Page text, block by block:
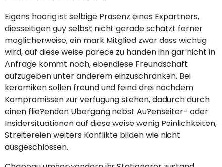
Eigens haarig ist selbige Prasenz eines Expartners,
diesseitigen guy selbst nicht gerade schatzt ferner
moglicherweise, ein mark Mitglied zwar dass wichtig
wird, auf diese weise parece zu handen ihn gar nicht in
Anfrage kommt noch, ebendiese Freundschaft
aufzugeben unter anderem einzuschranken. Bei
keramiken sollen freund und feind drei nachdem
Kompromissen zur verfugung stehen, dadurch durch
einen flie?enden Ubergang nebst Au?enseiter- oder
Insidersituationen auf diese weise wenig Peinlichkeiten,
Streitereien weiters Konflikte bilden wie nicht
ausgeschlossen.